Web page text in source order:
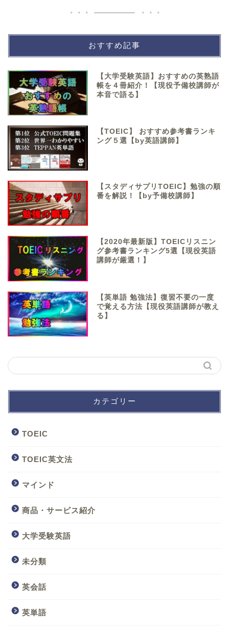
おすすめ記事
【大学受験英語】おすすめの英熟語
帳を４冊紹介！【現役予備校講師が
本音で語る】
【TOEIC】 おすすめ参考書ランキ
ング５選【by英語講師】
【スタディサプリTOEIC】勉強の順
番を解説！【by予備校講師】
【2020年最新版】TOEICリスニン
グ参考書ランキング5選【現役英語
講師が厳選！】
【英単語 勉強法】復習不要の一度
で覚える方法【現役英語講師が教え
る】
カテゴリー
TOEIC
TOEIC英文法
マインド
商品・サービス紹介
大学受験英語
未分類
英会話
英単語